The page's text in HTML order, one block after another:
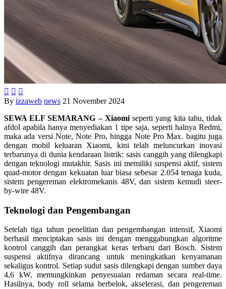
  
By izzaweb news 21 November 2024
SEWA ELF SEMARANG – Xiaomiseperti yang kita tahu, tidak
afdol apabila hanya menyediakan 1 tipe saja, seperti halnya Redmi,
maka ada versi Note, Note Pro, hingga Note Pro Max. bagitu juga
dengan mobil keluaran Xiaomi, kini telah meluncurkan inovasi
terbarunya di dunia kendaraan listrik: sasis canggih yang dilengkapi
dengan teknologi mutakhir. Sasis ini memiliki suspensi aktif, sistem
quad-motor dengan kekuatan luar biasa sebesar 2.054 tenaga kuda,
sistem pengereman elektromekanis 48V, dan sistem kemudi steer-
by-wire 48V.
Teknologi dan Pengembangan
Setelah tiga tahun penelitian dan pengembangan intensif, Xiaomi
berhasil menciptakan sasis ini dengan menggabungkan algoritme
kontrol canggih dan perangkat keras terbaru dari Bosch. Sistem
suspensi aktifnya dirancang untuk meningkatkan kenyamanan
sekaligus kontrol. Setiap sudut sasis dilengkapi dengan sumber daya
4,6 kW, memungkinkan penyesuaian redaman secara real-time.
Hasilnya, body roll selama berbelok, akselerasi, dan pengereman